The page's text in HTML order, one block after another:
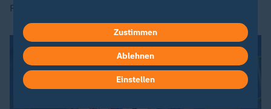
Fashionumfeld" gebe.
Zustimmen
Ablehnen
Einstellen